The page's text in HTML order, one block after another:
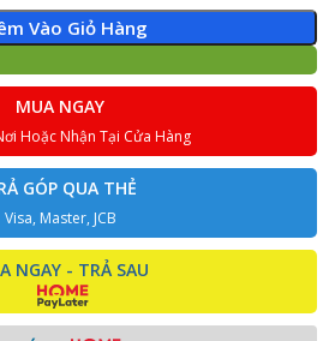
Vào Giỏ Hàng
MUA NGAY
Hoặc Nhận Tại Cửa Hàng
GÓP QUA THẺ
Visa, Master, JCB
NGAY - TRẢ SAU